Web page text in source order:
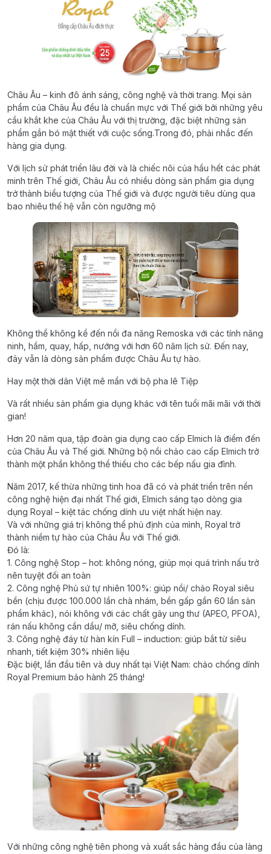
Châu Âu – kinh đô ánh sáng, công nghệ và thời trang. Mọi sản
phẩm của Châu Âu đều là chuẩn mực với Thế giới bởi những yêu
cầu khắt khe của Châu Âu với thị trường, đặc biệt những sản
phẩm gắn bó mật thiết với cuộc sống.Trong đó, phải nhắc đến
hàng gia dụng.
Với lịch sử phát triển lâu đời và là chiếc nôi của hầu hết các phát
minh trên Thế giới, Châu Âu có nhiều dòng sản phẩm gia dụng
trở thành biểu tượng của Thế giới và được người tiêu dùng qua
bao nhiêu thế hệ vẫn còn ngưỡng mộ
Không thể không kể đến nồi đa năng Remoska với các tính năng
ninh, hầm, quay, hấp, nướng với hơn 60 năm lịch sử. Đến nay,
đây vẫn là dòng sản phẩm được Châu Âu tự hào.
Hay một thời dân Việt mê mẩn với bộ pha lê Tiệp
Và rất nhiều sản phẩm gia dụng khác với tên tuổi mãi mãi với thời
gian!
Hơn 20 năm qua, tập đoàn gia dụng cao cấp Elmich là điểm đến
của Châu Âu và Thế giới. Những bộ nồi chảo cao cấp Elmich trở
thành một phần không thể thiếu cho các bếp nấu gia đình.
Năm 2017, kế thừa những tinh hoa đã có và phát triển trên nền
công nghệ hiện đại nhất Thế giới, Elmich sáng tạo dòng gia
dụng Royal – kiệt tác chống dính ưu việt nhất hiện nay.
Và với những giá trị không thể phủ định của mình, Royal trở
thành niềm tự hào của Châu Âu với Thế giới.
Đó là:
1. Công nghệ Stop – hot: không nóng, giúp mọi quá trình nấu trở
nên tuyệt đối an toàn
2. Công nghệ Phủ sứ tự nhiên 100%: giúp nồi/ chảo Royal siêu
bền (chịu được 100.000 lần chà nhám, bền gấp gần 60 lần sản
phẩm khác), nói không với các chất gây ung thư (APEO, PFOA),
rán nấu không cần dầu/ mỡ, siêu chống dính.
3. Công nghệ đáy từ hàn kín Full – induction: giúp bắt từ siêu
nhanh, tiết kiệm 30% nhiên liệu
Đặc biệt, lần đầu tiên và duy nhất tại Việt Nam: chảo chống dính
Royal Premium bảo hành 25 tháng!
Với những công nghệ tiên phong và xuất sắc hàng đầu của làng